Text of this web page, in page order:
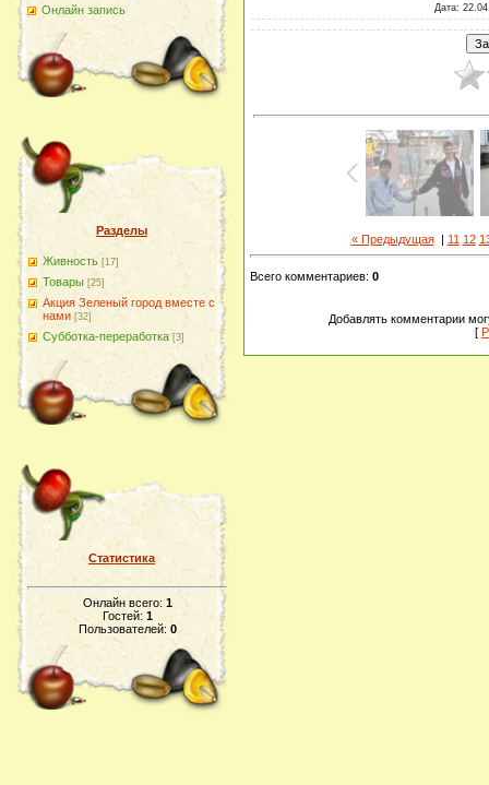
Онлайн запись
Разделы
Живность [17]
Товары [25]
Акция Зеленый город вместе с
нами [32]
Субботка-переработка [3]
Статистика
Онлайн всего: 1
Гостей: 1
Пользователей: 0
Дата:
« Предыдущая| 11 12
Всего комментариев: 0
Добавлять комментарии
[